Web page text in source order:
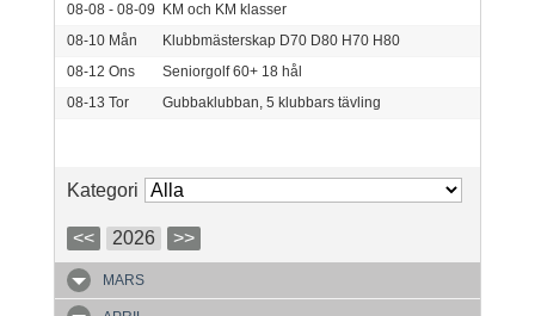
08-08 - 08-09
KM och KM klasser
08-10 Mån
Klubbmästerskap D70 D80 H70 H80
08-12 Ons
Seniorgolf 60+ 18 hål
08-13 Tor Gubbaklubban, 5 klubbars tävling
Kategori
<< 2026 >>
MARS